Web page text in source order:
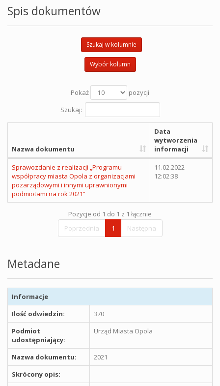
Spis dokumentów
Szukaj w kolumnie
Wybór kolumn
Pokaż
pozycji
Szukaj:
Nazwa dokumentu
Data
wytworzenia
informacji
Sprawozdanie z realizacji „Programu
współpracy miasta Opola z organizacjami
pozarządowymi i innymi uprawnionymi
podmiotami na rok 2021”
11.02.2022
12:02:38
Pozycje od 1 do 1 z 1 łącznie
Poprzednia
1 Następna
Metadane
Informacje
Ilość odwiedzin:
370
Podmiot
udostępniający:
Urząd Miasta Opola
Nazwa dokumentu:
2021
Skrócony opis: